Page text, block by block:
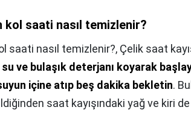
kol saati nasıl temizlenir?
saati nasıl temizlenir?, Çelik saat
su ve bulaşık deterjanı koyarak
içine atıp beş dakika bekletin.
saat kayışındaki yağ ve kiri